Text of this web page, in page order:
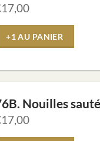
17,00
+1 AU PANIER
Nouilles
17,00